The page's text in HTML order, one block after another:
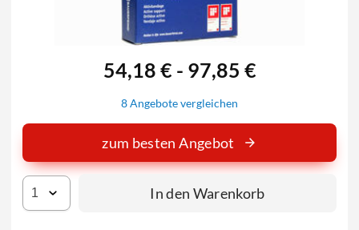
54,18 € - 97,85 €
8 Angebote vergleichen
zum besten Angebot
In den Warenkorb